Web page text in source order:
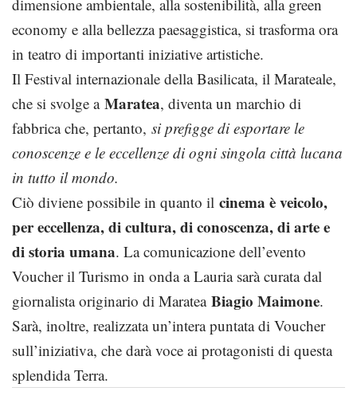
dimensione ambientale, alla sostenibilità, alla green
economy e alla bellezza paesaggistica, si trasforma ora
in teatro di importanti iniziative artistiche.
Il Festival internazionale della Basilicata, il Marateale,
che si svolge a Maratea, diventa un marchio di
fabbrica che, pertanto, si prefigge di esportare le
conoscenze e le eccellenze di ogni singola città lucana
in tutto il mondo.
Ciò diviene possibile in quanto il cinema è veicolo,
per eccellenza, di cultura, di conoscenza, di arte e
di storia umana. La comunicazione dell’evento
Voucher il Turismo in onda a Lauria sarà curata dal
giornalista originario di Maratea Biagio Maimone.
Sarà, inoltre, realizzata un’intera puntata di Voucher
sull’iniziativa, che darà voce ai protagonisti di questa
splendida Terra.